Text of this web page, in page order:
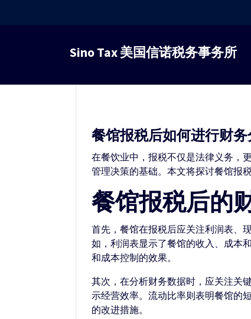
容
Sino Tax 美国信诺税务事务所
餐馆报税后如何进行财
在餐饮业中，报税不仅是法律义务，
管理决策的基础。本文将探讨餐馆报
餐馆报税后的
首先，餐馆在报税后应关注利润表、
如，利润表显示了餐馆的收入、成本
和成本控制的效果。
其次，在分析财务数据时，应关注关
示经营效率。流动比率则表明餐馆的
的改进措施。